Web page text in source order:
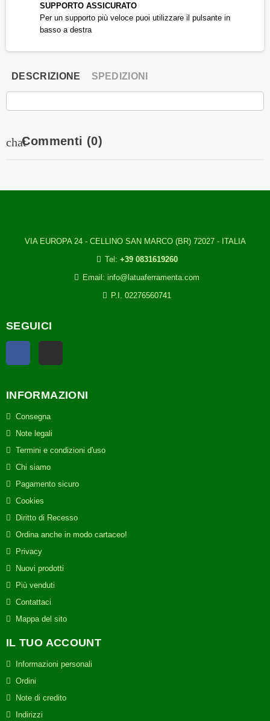
SUPPORTO ASSICURATO
Per un supporto più veloce puoi utilizzare il pulsante in
basso a destra
DESCRIZIONE SPEDIZIONI
chatCommenti (0)
VIA EUROPA 24 - CELLINO SAN MARCO (BR) 72027 - ITALIA
Tel: +39 0831619260
Email: info@latuaferramenta.com
P.I. 02276560741
SEGUICI
INFORMAZIONI
Consegna
Note legali
Termini e condizioni d'uso
Chi siamo
Pagamento sicuro
Cookies
Diritto di Recesso
Ordina anche in modo cartaceo!
Privacy
Nuovi prodotti
Più venduti
Contattaci
Mappa del sito
IL TUO ACCOUNT
Informazioni personali
Ordini
Note di credito
Indirizzi